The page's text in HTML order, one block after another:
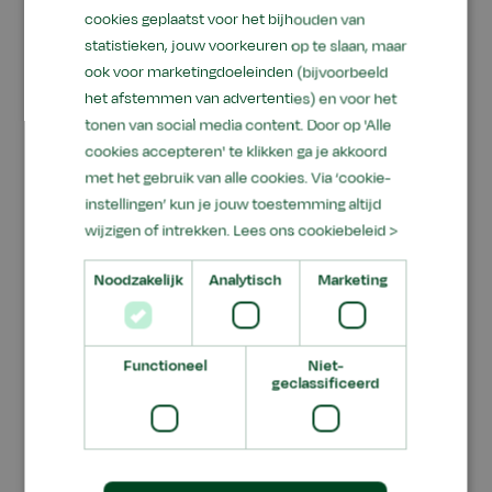
hogeschool uitnodigde mee te doen aan het
pilotproject.
Onderzoeksvraagstukken
De deelname bestaat eruit dat Aeres
Hogeschool een aantal
pilotproject. Deze vraagstukken hebben
betrekking op ondernemerschap, biodiversiteit
en maatschappelijk draagvlak. Welk type
ondernemerschap leent zich bijvoorbeeld voor
meervoudig landgebruik? Eenmaal geplaatste
zonnepanelen ga je doorgaans niet snel
verplaatsen. Dit betekent dus iets voor de te
verbouwen gewassen en vruchtwisselingen. En
cookies geplaatst voor het bijhouden van
statistieken, jouw voorkeuren op te slaan, maar
ook voor marketingdoeleinden (bijvoorbeeld
het afstemmen van advertenties) en voor het
tonen van social media content. Door op 'Alle
cookies accepteren' te klikken ga je akkoord
met het gebruik van alle cookies. Via ‘cookie-
instellingen’ kun je jouw toestemming altijd
wijzigen of intrekken. Lees ons cookiebeleid >
Noodzakelijk Analytisch Marketing
Functioneel
Niet-
geclassificeerd